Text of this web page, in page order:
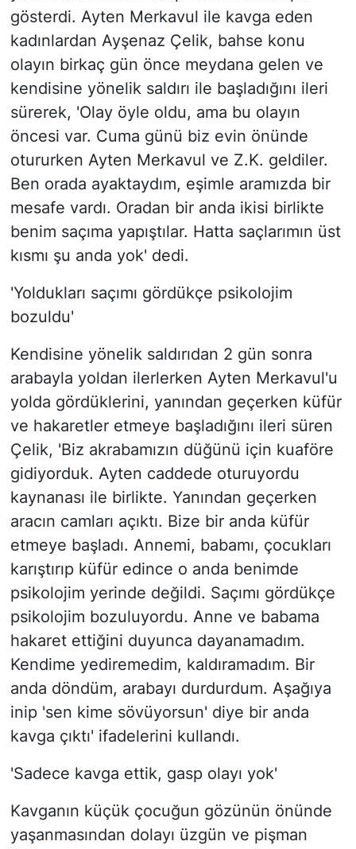
gösterdi. Ayten Merkavul ile kavga eden
kadınlardan Ayşenaz Çelik, bahse konu
olayın birkaç gün önce meydana gelen ve
kendisine yönelik saldırı ile başladığını ileri
sürerek, 'Olay öyle oldu, ama bu olayın
öncesi var. Cuma günü biz evin önünde
otururken Ayten Merkavul ve Z.K. geldiler.
Ben orada ayaktaydım, eşimle aramızda bir
mesafe vardı. Oradan bir anda ikisi birlikte
benim saçıma yapıştılar. Hatta saçlarımın üst
kısmı şu anda yok' dedi.
'Yoldukları saçımı gördükçe psikolojim
bozuldu'
Kendisine yönelik saldırıdan 2 gün sonra
arabayla yoldan ilerlerken Ayten Merkavul'u
yolda gördüklerini, yanından geçerken küfür
ve hakaretler etmeye başladığını ileri süren
Çelik, 'Biz akrabamızın düğünü için kuaföre
gidiyorduk. Ayten caddede oturuyordu
kaynanası ile birlikte. Yanından geçerken
aracın camları açıktı. Bize bir anda küfür
etmeye başladı. Annemi, babamı, çocukları
karıştırıp küfür edince o anda benimde
psikolojim yerinde değildi. Saçımı gördükçe
psikolojim bozuluyordu. Anne ve babama
hakaret ettiğini duyunca dayanamadım.
Kendime yediremedim, kaldıramadım. Bir
anda döndüm, arabayı durdurdum. Aşağıya
inip 'sen kime sövüyorsun' diye bir anda
kavga çıktı' ifadelerini kullandı.
'Sadece kavga ettik, gasp olayı yok'
Kavganın küçük çocuğun gözünün önünde
yaşanmasından dolayı üzgün ve pişman